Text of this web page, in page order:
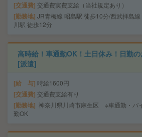
交通費 交通費実費支給（当社規定あり）
勤務地 JR青梅線 昭島駅 徒歩10分/西武拝島線
川駅 徒歩12分
高時給！車通勤OK！土日休み！日勤
[派遣]
給 与 時給1600円
交通費 交通費支給有り
勤務地 神奈川県川崎市麻生区 ※車通勤・バ
勤OK